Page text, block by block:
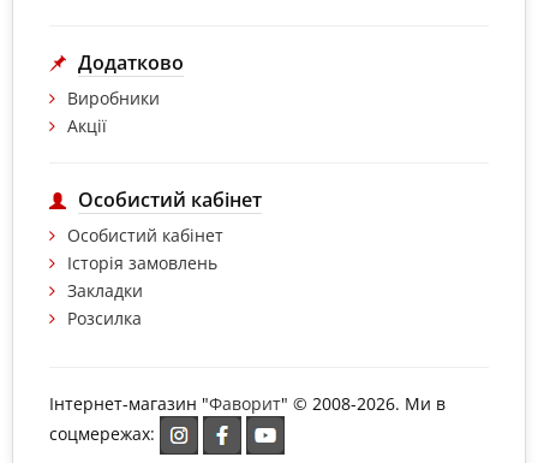
Додатково
Виробники
Акції
Особистий кабінет
Особистий кабінет
Історія замовлень
Закладки
Розсилка
Інтернет-магазин "Фаворит" © 2008-2026. Ми в
соцмережах: